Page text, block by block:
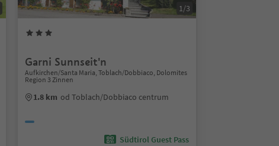
1/3
Garni Sunnseit'n
Aufkirchen/Santa Maria, Toblach/Dobbiaco, Dolomites
Region 3 Zinnen
1.8 km od Toblach/Dobbiaco centrum
Südtirol Guest Pass